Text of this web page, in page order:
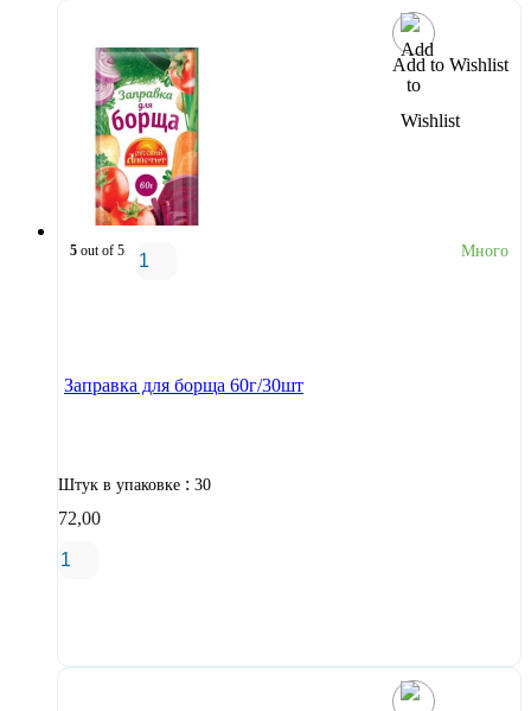
Add to Wishlist
5 out of 5 Много
Заправка для борща 60г/30шт
Штук в упаковке : 30
72,00